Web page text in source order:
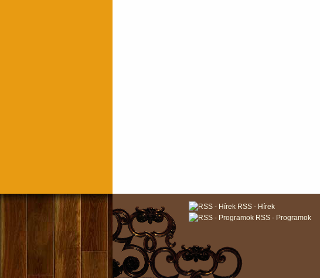
RSS - Hírek
RSS - Programok